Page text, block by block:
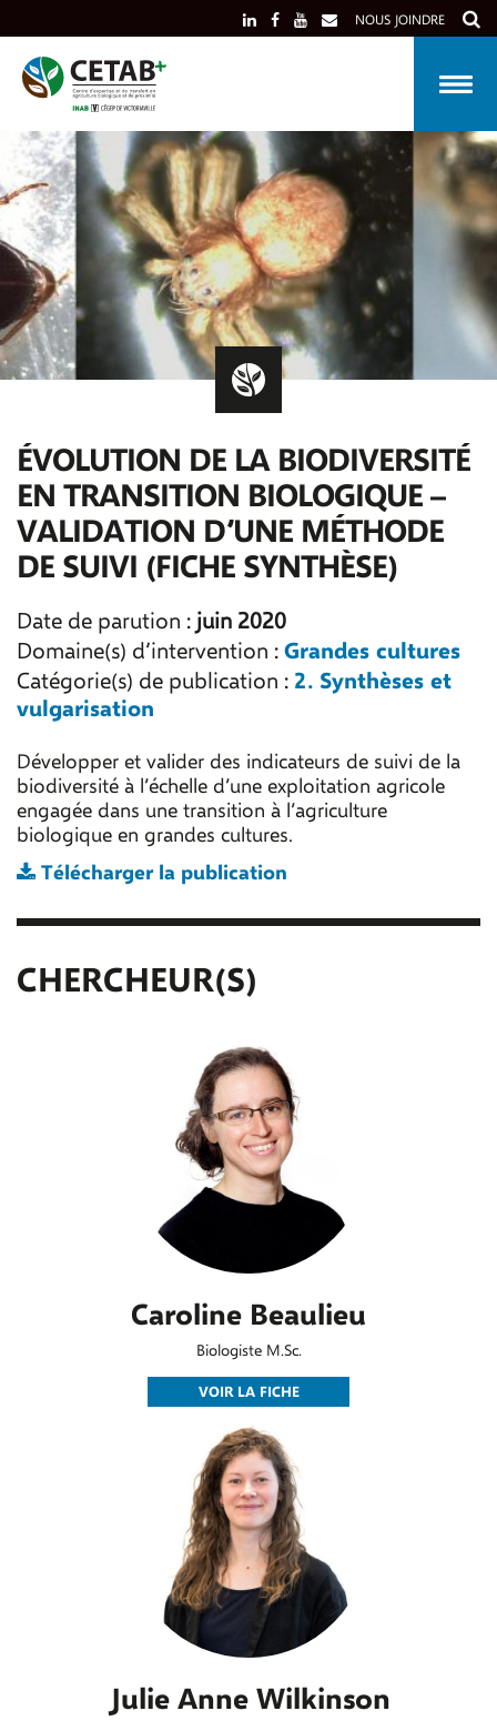
to
content
NOUS JOINDRE
ÉVOLUTION DE LA BIODIVERSITÉ
EN TRANSITION BIOLOGIQUE –
VALIDATION D’UNE MÉTHODE
DE SUIVI (FICHE SYNTHÈSE)
Date de parution : juin 2020
Domaine(s) d’intervention : Grandes cultures
Catégorie(s) de publication : 2. Synthèses et
vulgarisation
Développer et valider des indicateurs de suivi de la
biodiversité à l’échelle d’une exploitation agricole
engagée dans une transition à l’agriculture
biologique en grandes cultures.
Télécharger la publication
CHERCHEUR(S)
Caroline Beaulieu
Biologiste M.Sc.
VOIR LA FICHE
Julie Anne Wilkinson